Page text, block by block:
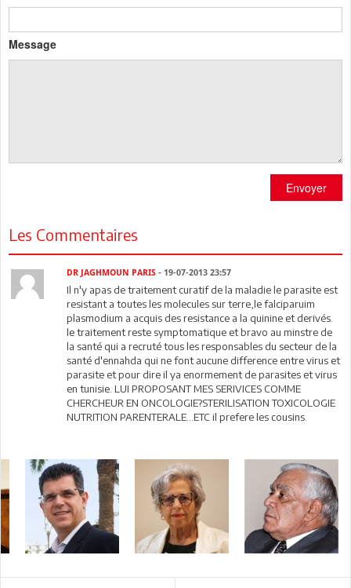
Message
Envoyer
Les Commentaires
DR JAGHMOUN PARIS - 19-07-2013 23:57
Il n'y apas de traitement curatif de la maladie le parasite est
resistant a toutes les molecules sur terre,le falciparuim
plasmodium a acquis des resistance a la quinine et derivés.
le traitement reste symptomatique et bravo au minstre de
la santé qui a recruté tous les responsables du secteur de la
santé d'ennahda qui ne font aucune difference entre virus et
parasite et pour dire il ya enormement de parasites et virus
en tunisie. LUI PROPOSANT MES SERIVICES COMME
CHERCHEUR EN ONCOLOGIE?STERILISATION TOXICOLOGIE
NUTRITION PARENTERALE...ETC il prefere les cousins.